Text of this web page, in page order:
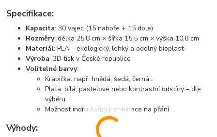
Specifikace:
Kapacita: 30 vajec (15 nahoře + 15 dole)
Rozměry: délka 25,8 cm × šířka 15,5 cm × výška 10,8 cm
Materiál: PLA – ekologický, lehký a odolný bioplast
Výroba: 3D tisk v České republice
Volitelné barvy:
Krabička: např. hnědá, šedá, černá...
Plata: bílá, pastelové nebo kontrastní odstíny – dle
výběru
Možnost individuální kombinace na přání
Výhody: